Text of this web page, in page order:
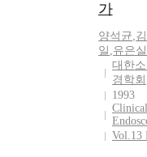
가
양석균,
일 ,유은실
대한
경학회
1993
Clinical
Vol.13